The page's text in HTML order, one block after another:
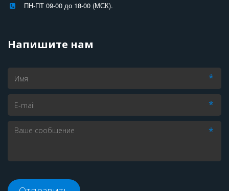
ПН-ПТ 09-00 до 18-00 (МСК).
Напишите нам
*
*
*